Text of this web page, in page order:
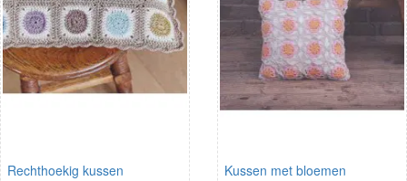
Rechthoekig kussen Kussen met bloemen